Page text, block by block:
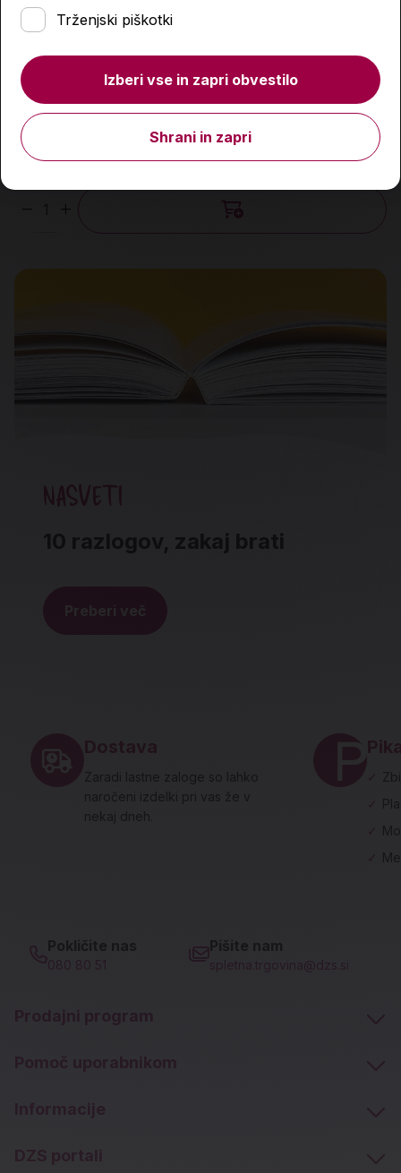
Nemško-slovenski in slovensko-nemški žepni slovar
16,95 €
NASVETI
10 razlogov, zakaj brati
Preberi več
Dostava
Zaradi lastne zaloge so lahko
naročeni izdelki pri vas že v
nekaj dneh.
✓
Pokličite nas
080 80 51
Pišite nam
spletna.trgovina@dzs.si
Prodajni program
Pomoč uporabnikom
Informacije
DZS portali
Trženjski piškotki
Izberi vse in zapri obvestilo
Shrani in zapri